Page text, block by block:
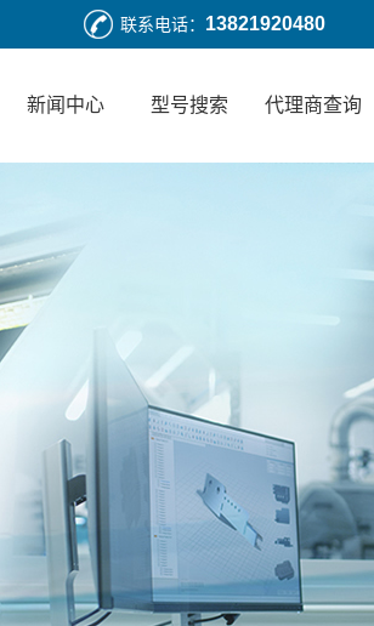
联系电话： 13821920480
新闻中心 型号搜索 代理商查询